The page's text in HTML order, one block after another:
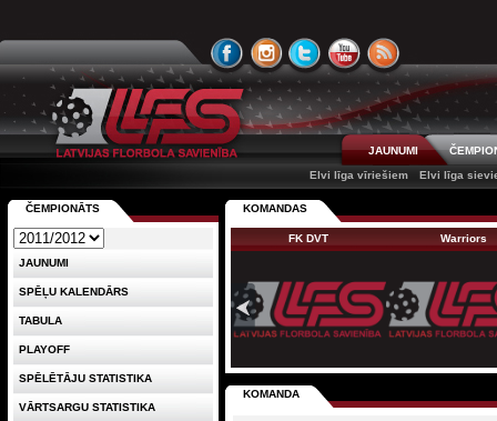
JAUNUMI
Elvi līga vīriešiem
Elvi līga
KOMANDAS
FK DVT Warriors
KOMANDA
ČEMPIONĀTS
JAUNUMI
SPĒĻU KALENDĀRS
TABULA
PLAYOFF
SPĒLĒTĀJU STATISTIKA
VĀRTSARGU STATISTIKA